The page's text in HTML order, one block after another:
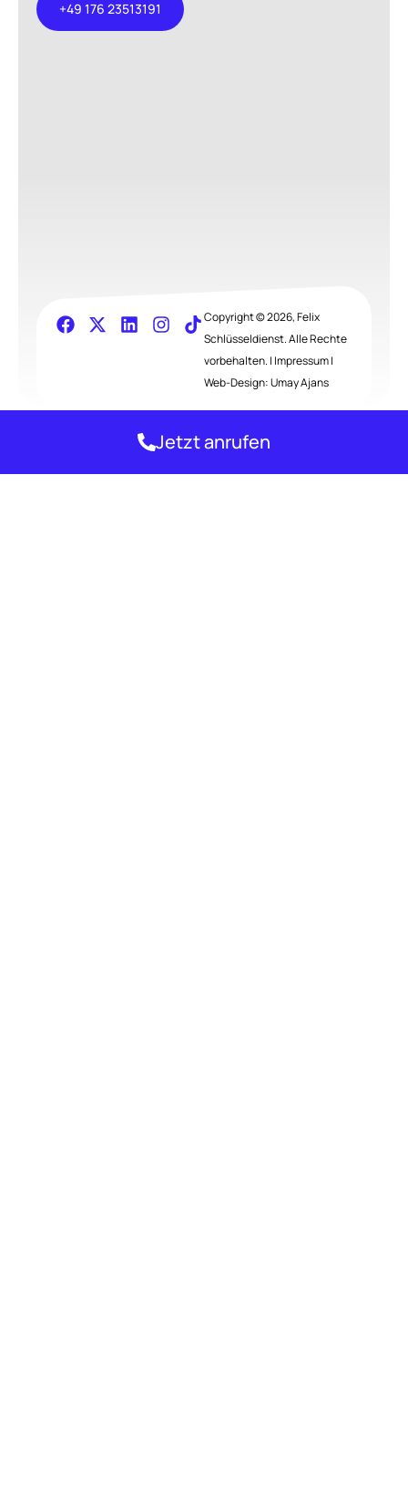
+49 176 23513191
Copyright © 2026, Felix
Schlüsseldienst. Alle Rechte
vorbehalten. | Impressum|
Web-Design:Umay Ajans
Jetzt anrufen